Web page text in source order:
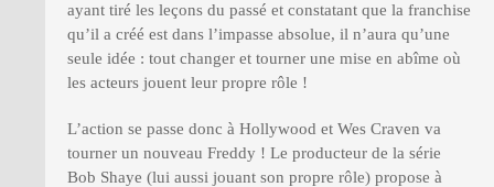
ayant tiré les leçons du passé et constatant que la franchise
qu’il a créé est dans l’impasse absolue, il n’aura qu’une
seule idée : tout changer et tourner une mise en abîme où
les acteurs jouent leur propre rôle !
L’action se passe donc à Hollywood et Wes Craven va
tourner un nouveau Freddy ! Le producteur de la série
Bob Shaye (lui aussi jouant son propre rôle) propose à